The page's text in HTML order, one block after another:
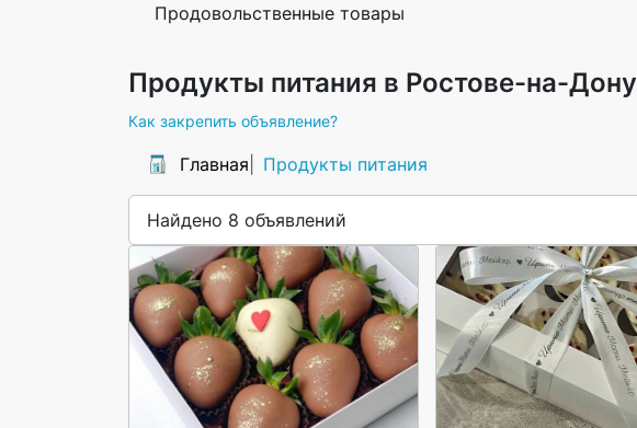
Продовольственные товары
Продукты питания в Ростове-на-Дону
Как закрепить объявление?
Главная Продукты питания
Найдено 8 объявлений